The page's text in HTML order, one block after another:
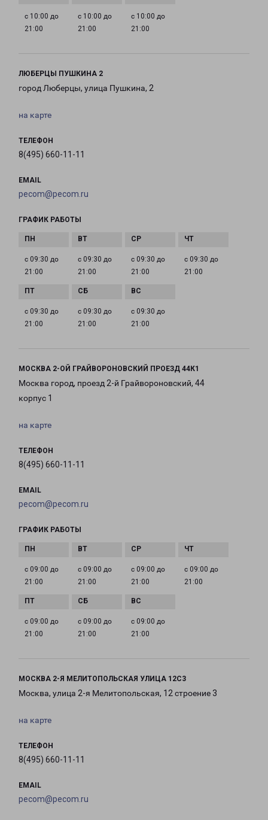
с 10:00 до
21:00
с 10:00 до
21:00
с 10:00 до
21:00
ЛЮБЕРЦЫ ПУШКИНА 2
город Люберцы, улица Пушкина, 2
на карте
ТЕЛЕФОН
8(495) 660-11-11
EMAIL
pecom@pecom.ru
ГРАФИК РАБОТЫ
с 09:30 до
21:00
с 09:30 до
21:00
с 09:30 до
21:00
с 09:30 до
21:00
с 09:30 до
21:00
с 09:30 до
21:00
с 09:30 до
21:00
МОСКВА 2-ОЙ ГРАЙВОРОНОВСКИЙ ПРОЕЗД 44К1
Москва город, проезд 2-й Грайвороновский, 44
корпус 1
на карте
ТЕЛЕФОН
8(495) 660-11-11
EMAIL
pecom@pecom.ru
ГРАФИК РАБОТЫ
с 09:00 до
21:00
с 09:00 до
21:00
с 09:00 до
21:00
с 09:00 до
21:00
с 09:00 до
21:00
с 09:00 до
21:00
с 09:00 до
21:00
МОСКВА 2-Я МЕЛИТОПОЛЬСКАЯ УЛИЦА 12С3
Москва, улица 2-я Мелитопольская, 12 строение 3
на карте
ТЕЛЕФОН
8(495) 660-11-11
EMAIL
pecom@pecom.ru